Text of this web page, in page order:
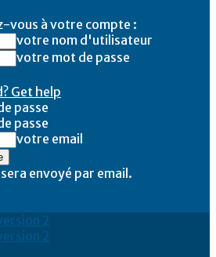
vous à votre compte :
votre nom d'utilisateur
votre mot de passe
Get help
passe
passe
votre email
envoyé par email.